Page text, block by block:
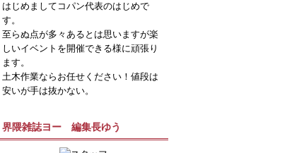
はじめましてコパン代表のはじめで
す。
至らぬ点が多々あるとは思いますが楽
しいイベントを開催できる様に頑張り
ます。
土木作業ならお任せください！値段は
安いが手は抜かない。
界隈雑誌ヨー 編集長ゆう